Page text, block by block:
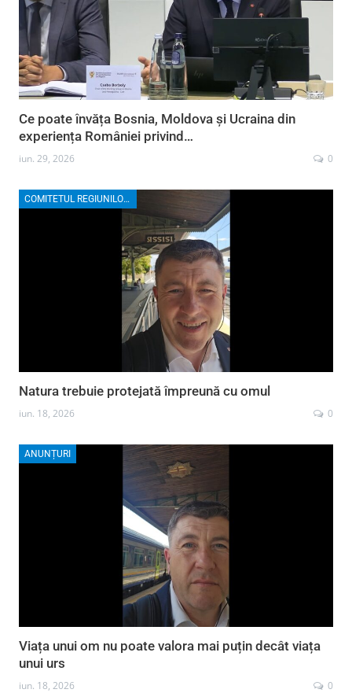
Ce poate învăța Bosnia, Moldova și Ucraina din
experiența României privind…
iun. 29, 2026 0
COMITETUL REGIUNILOR EUROPENE
Natura trebuie protejată împreună cu omul
iun. 18, 2026 0
ANUNȚURI
Viața unui om nu poate valora mai puțin decât viața
unui urs
iun. 18, 2026 0